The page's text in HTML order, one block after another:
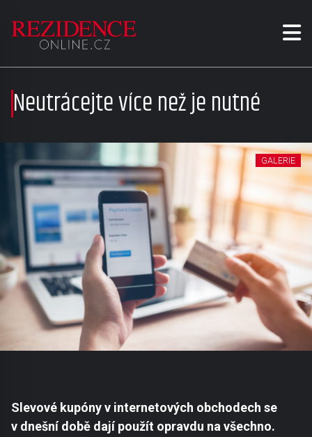
Neutrácejte více než je nutné
GALERIE
Slevové kupóny v internetových obchodech se
v dnešní době dají použít opravdu na všechno.